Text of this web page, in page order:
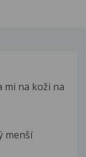
mi na koži na
menší